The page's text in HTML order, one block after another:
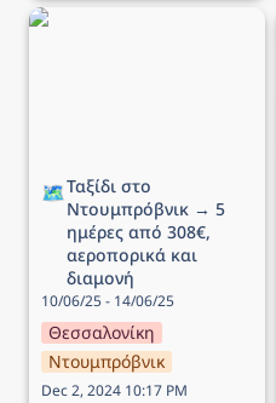
Ταξίδι στο Ντουμπρόβνικ
🗺️Ταξίδι στο
Ντουμπρόβνικ → 5
ημέρες από 308€,
αεροπορικά και
διαμονή
10/06/25 - 14/06/25
Θεσσαλονίκη
Ντουμπρόβνικ
Dec 2, 2024 10:17 PM